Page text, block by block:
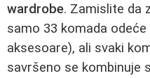
wardrobe. Zamislite da
samo 33 komada
aksesoare), ali svaki
savršeno se kombinuje